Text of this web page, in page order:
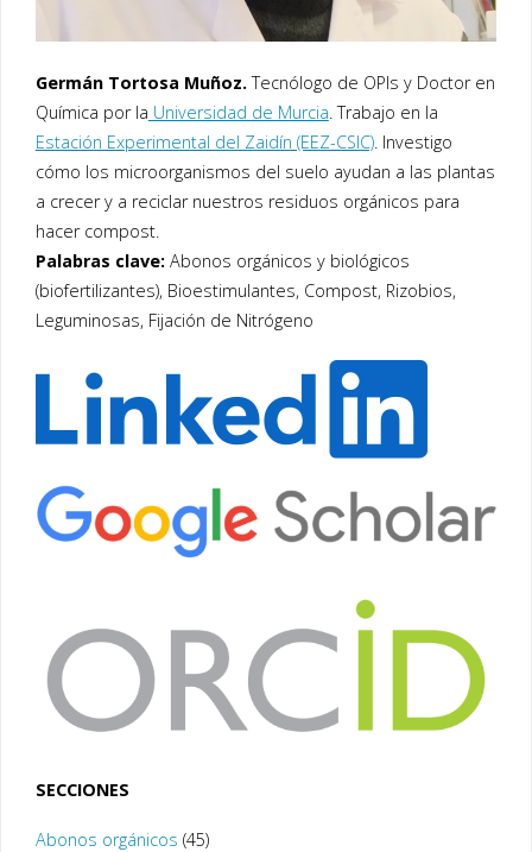
Germán Tortosa Muñoz.Tecnólogo de OPIs y Doctor en
Química por la Universidad de Murcia . Trabajo en la
Estación Experimental del Zaidín (EEZ-CSIC). Investigo
cómo los microorganismos del suelo ayudan a las plantas
a crecer y a reciclar nuestros residuos orgánicos para
hacer compost.
Palabras clave:Abonos orgánicos y biológicos
(biofertilizantes), Bioestimulantes, Compost, Rizobios,
Leguminosas, Fijación de Nitrógeno
SECCIONES
Abonos orgánicos (45)